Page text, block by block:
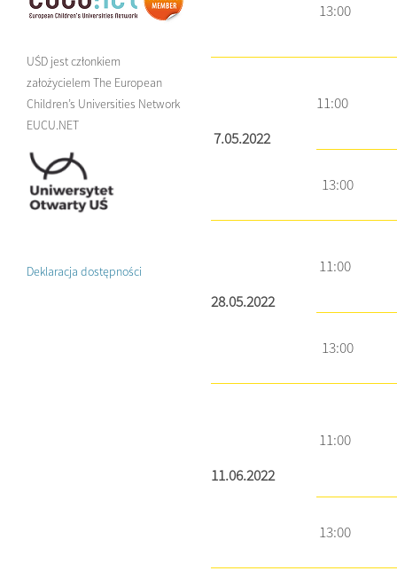
UŚD jest członkiem
założycielem The European
Children’s Universities Network
EUCU.NET
Deklaracja dostępności
13:00
7.05.2022
11:00
13:00
28.05.2022
11:00
13:00
11.06.2022
11:00
13:00